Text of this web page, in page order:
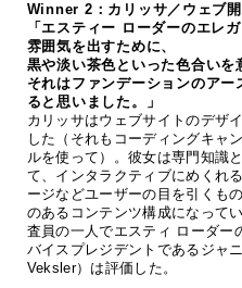
Winner 2：カリッサ／ウェブ
「エスティー ローダーのエレ
雰囲気を出すために、
黒や淡い茶色といった色合いを
それはファンデーションのア
ると思いました。」
カリッサはウェブサイトのデザ
した（それもコーディングキャ
ルを使って）。彼女は専門知識
て、インタラクティブにめくれ
ージなどユーザーの目を引くも
のあるコンテンツ構成になって
査員の一人でエスティ ローダー
バイスプレジデントであるジャ
Veksler）は評価した。